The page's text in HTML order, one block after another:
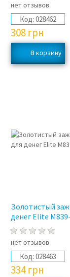
нет отзывов
Код: 028462
308 грн
Золотистый
денег Elite
нет отзывов
Код: 028463
334 грн